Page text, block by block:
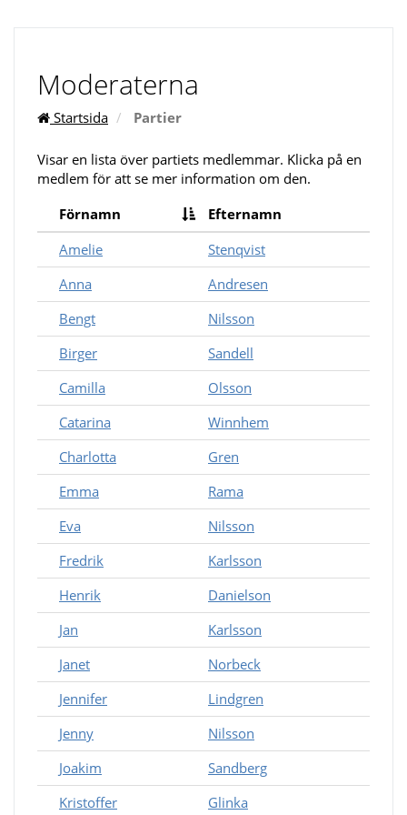
Moderaterna
Startsida Partier
Visar en lista över partiets medlemmar. Klicka på en
medlem för att se mer information om den.
Förnamn
Efternamn
Amelie
Stenqvist
Anna
Andresen
Bengt
Nilsson
Birger
Sandell
Camilla
Olsson
Catarina
Winnhem
Charlotta
Gren
Emma
Rama
Eva
Nilsson
Fredrik
Karlsson
Henrik
Danielson
Jan
Karlsson
Janet
Norbeck
Jennifer
Lindgren
Jenny
Nilsson
Joakim
Sandberg
Kristoffer
Glinka